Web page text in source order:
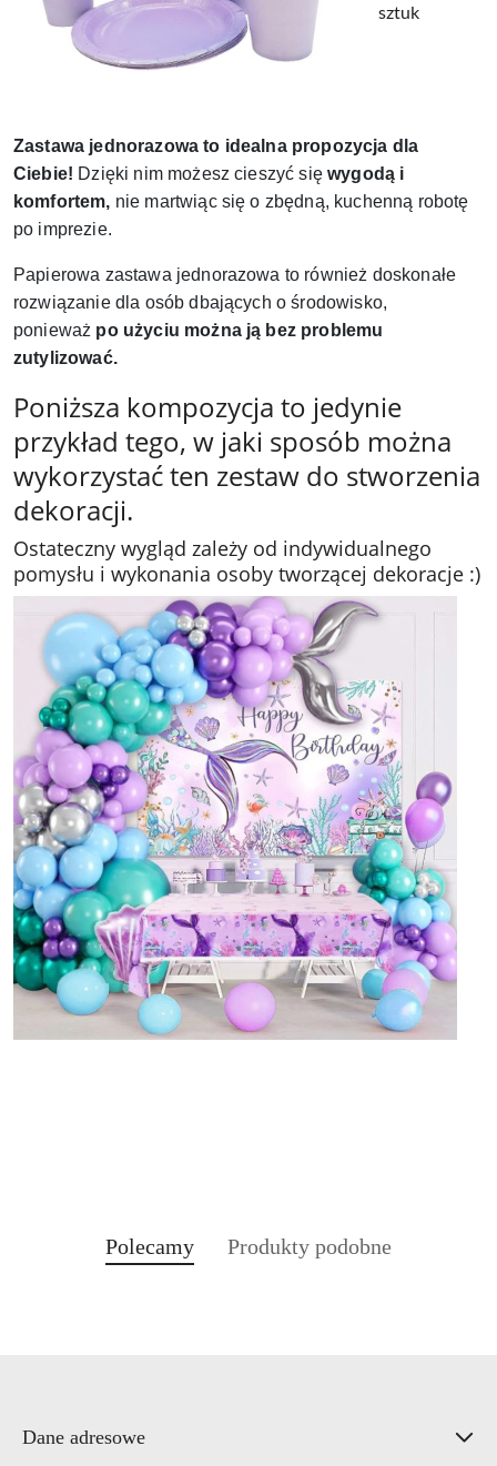
sztuk
Zastawa jednorazowa to idealna propozycja dla
Ciebie! Dzięki nim możesz cieszyć sięwygodą i
komfortem, nie martwiąc się o zbędną, kuchenną robotę
po imprezie.
Papierowa zastawa jednorazowa to również doskonałe
rozwiązanie dla osób dbających o środowisko,
ponieważ po użyciu można ją bez problemu
zutylizować.
Poniższa kompozycja to jedynie
przykład tego, w jaki sposób można
wykorzystać ten zestaw do stworzenia
dekoracji.
Ostateczny wygląd zależy od indywidualnego
pomysłu i wykonania osoby tworzącej dekoracje :)
Pomiń karuzelę produktów
Produkty
Polecamy
Produkty
Produkty podobne
Dane adresowe